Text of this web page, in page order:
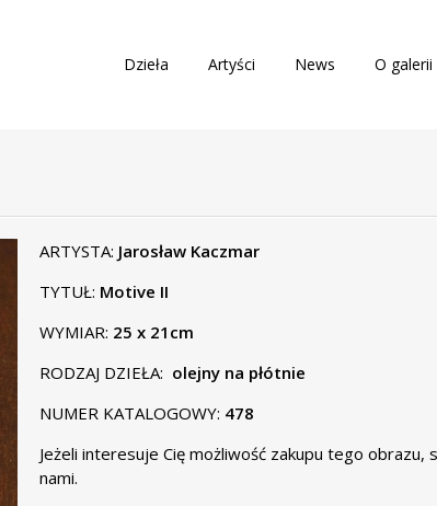
S
n
e
t
Dzieła Artyści News O galerii
ARTYSTA: Jarosław Kaczmar
TYTUŁ: Motive II
WYMIAR: 25 x 21cm
RODZAJ DZIEŁA: olejny na płótnie
NUMER KATALOGOWY: 478
Jeżeli interesuje Cię możliwość zakupu tego obrazu,
nami.